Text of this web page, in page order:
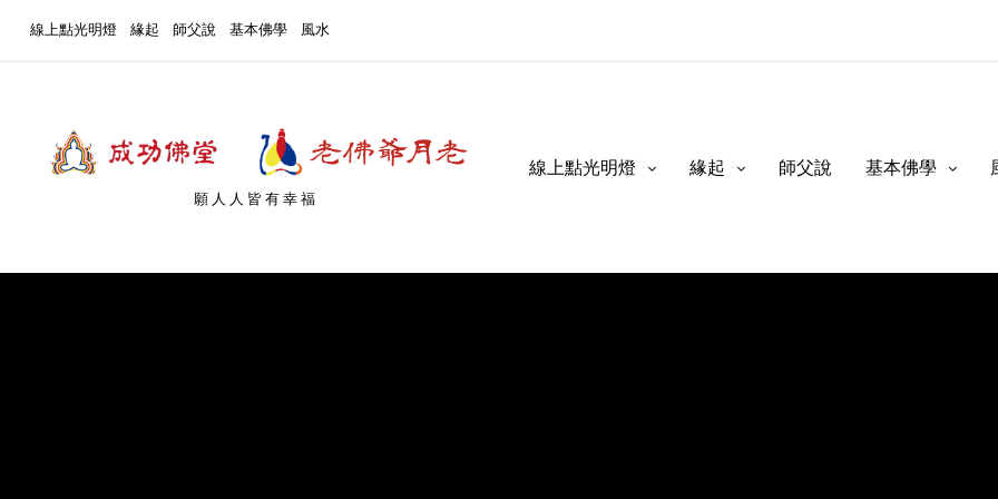
線上點光明燈 緣起 師父說 基本佛學 風水
願人人皆有幸福
線上點光明燈 緣起 師父說 基本佛學